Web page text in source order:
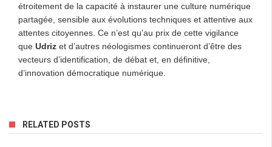
étroitement de la capacité à instaurer une culture numérique
partagée, sensible aux évolutions techniques et attentive aux
attentes citoyennes. Ce n’est qu’au prix de cette vigilance
que Udriz et d’autres néologismes continueront d’être des
vecteurs d’identification, de débat et, en définitive,
d’innovation démocratique numérique.
RELATED POSTS